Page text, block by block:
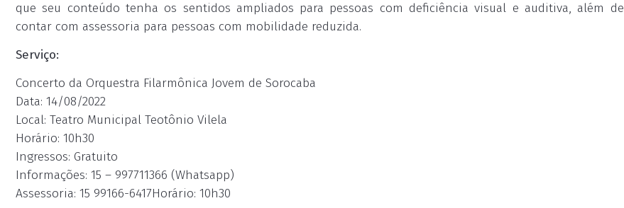
que seu conteúdo tenha os sentidos ampliados para pessoas com deficiência visual e auditiva, além de
contar com assessoria para pessoas com mobilidade reduzida.
Serviço:
Concerto da Orquestra Filarmônica Jovem de Sorocaba
Data: 14/08/2022
Local: Teatro Municipal Teotônio Vilela
Horário: 10h30
Ingressos: Gratuito
Informações: 15 – 997711366 (Whatsapp)
Assessoria: 15 99166-6417Horário: 10h30